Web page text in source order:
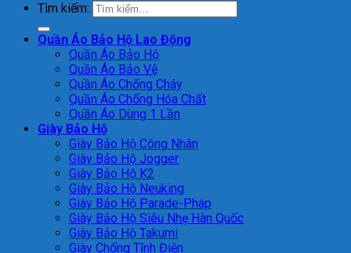
Tìm kiếm:
Quần Áo Bảo Hộ Lao Động
Quần Áo Bảo Hộ
Quần Áo Bảo Vệ
Quần Áo Chống Cháy
Quần Áo Chống Hóa Chất
Quần Áo Dùng 1 Lần
Giày Bảo Hộ
Giày Bảo Hộ Công Nhân
Giày Bảo Hộ Jogger
Giày Bảo Hộ K2
Giày Bảo Hộ Neuking
Giày Bảo Hộ Parade-Pháp
Giày Bảo Hộ Siêu Nhẹ Hàn Quốc
Giày Bảo Hộ Takumi
Giày Chống Tĩnh Điện